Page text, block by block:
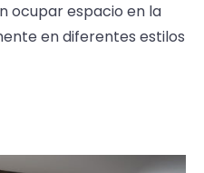
ocupar espacio en la
en diferentes estilos